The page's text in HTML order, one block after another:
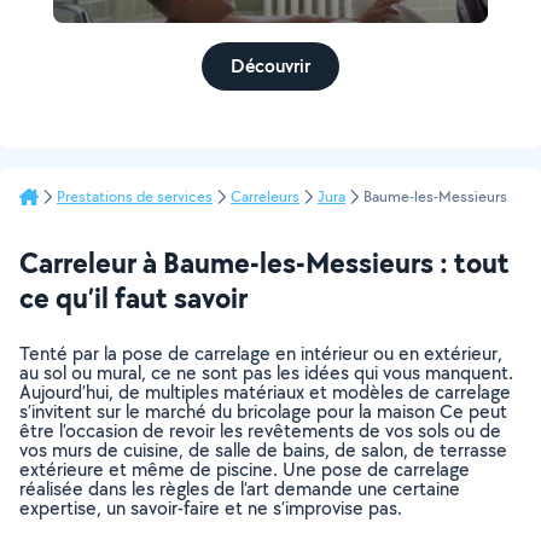
Découvrir
Prestations de services Carreleurs Jura Baume-les-Messieurs
Carreleur à Baume-les-Messieurs : tout
ce qu’il faut savoir
Tenté par la pose de carrelage en intérieur ou en extérieur,
au sol ou mural, ce ne sont pas les idées qui vous manquent.
Aujourd’hui, de multiples matériaux et modèles de carrelage
s’invitent sur le marché du bricolage pour la maison Ce peut
être l’occasion de revoir les revêtements de vos sols ou de
vos murs de cuisine, de salle de bains, de salon, de terrasse
extérieure et même de piscine. Une pose de carrelage
réalisée dans les règles de l’art demande une certaine
expertise, un savoir-faire et ne s’improvise pas.